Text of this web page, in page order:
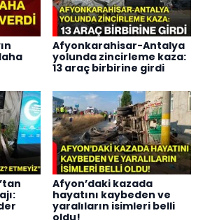
Afyonkarahisar-Antalya
yolunda zincirleme kaza:
13 araç birbirine girdi
Afyon’daki kazada
hayatını kaybeden ve
yaralıların isimleri belli
oldu!